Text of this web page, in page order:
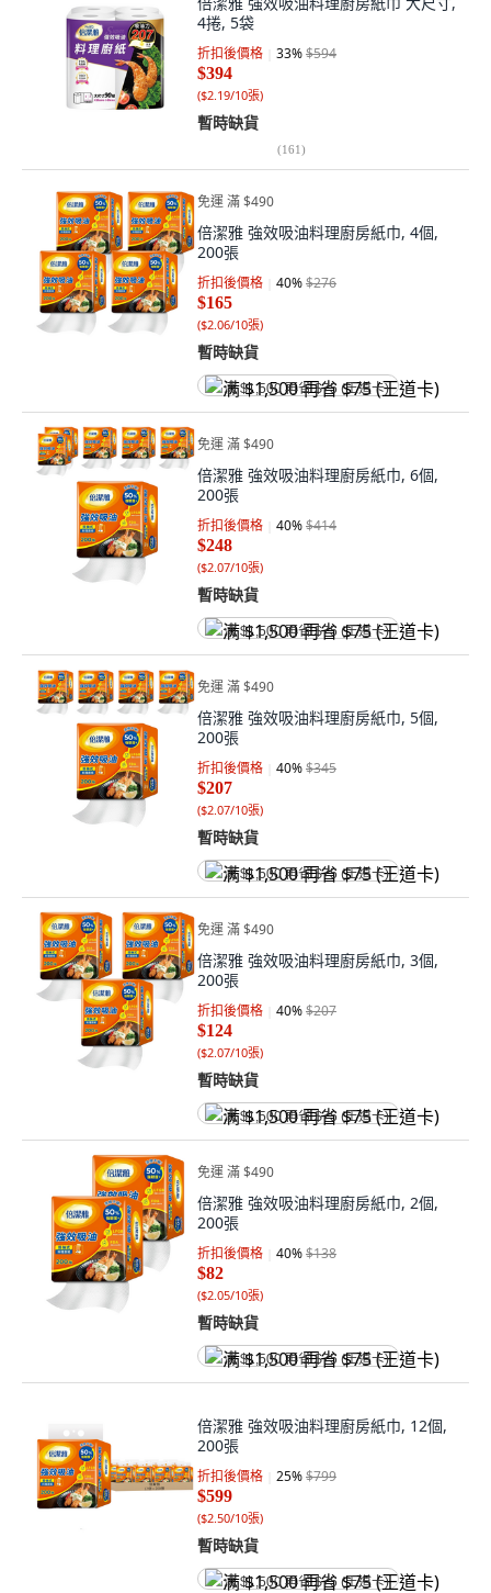
4捲, 5袋
折扣後價格 33%$594
$394
($2.19/10張)
暫時缺貨
(161)
免運 滿 $490
倍潔雅 強效吸油料理廚房紙巾, 4個,
200張
折扣後價格 40%$276
$165
($2.06/10張)
暫時缺貨
满 $1,500 再省 $75 (王道卡)
免運 滿 $490
倍潔雅 強效吸油料理廚房紙巾, 6個,
200張
折扣後價格 40%$414
$248
($2.07/10張)
暫時缺貨
满 $1,500 再省 $75 (王道卡)
免運 滿 $490
倍潔雅 強效吸油料理廚房紙巾, 5個,
200張
折扣後價格 40%$345
$207
($2.07/10張)
暫時缺貨
满 $1,500 再省 $75 (王道卡)
免運 滿 $490
倍潔雅 強效吸油料理廚房紙巾, 3個,
200張
折扣後價格 40%$207
$124
($2.07/10張)
暫時缺貨
满 $1,500 再省 $75 (王道卡)
免運 滿 $490
倍潔雅 強效吸油料理廚房紙巾, 2個,
200張
折扣後價格 40%$138
$82
($2.05/10張)
暫時缺貨
满 $1,500 再省 $75 (王道卡)
倍潔雅 強效吸油料理廚房紙巾, 12個,
200張
折扣後價格 25%$799
$599
($2.50/10張)
暫時缺貨
满 $1,500 再省 $75 (王道卡)